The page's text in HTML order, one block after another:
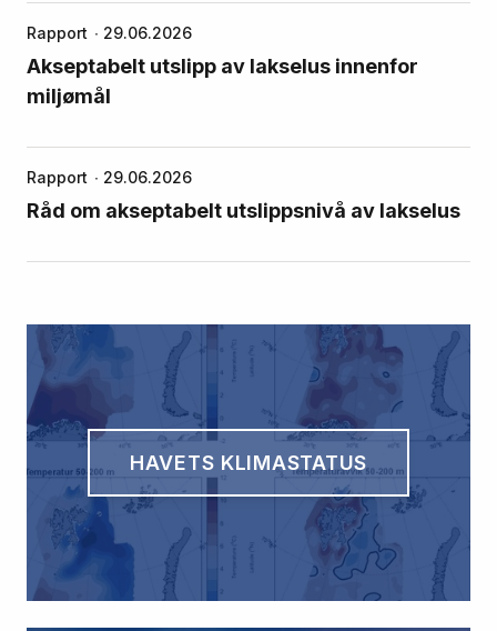
Rapport 29.06.2026
Akseptabelt utslipp av lakselus innenfor
miljømål
Rapport 29.06.2026
Råd om akseptabelt utslippsnivå av lakselus
HAVETS KLIMASTATUS